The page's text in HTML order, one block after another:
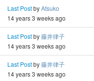
Last PostbyAtsuko
14 years 3 weeks ago
Last Postby藤井律子
14 years 3 weeks ago
Last Postby藤井律子
14 years 3 weeks ago